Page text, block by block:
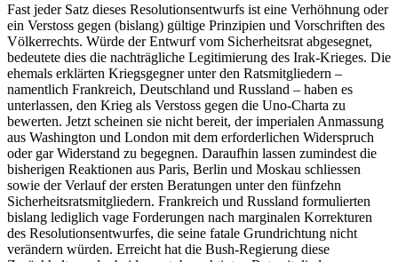
Fast jeder Satz dieses Resolutionsentwurfs ist eine Verhöhnung oder
ein Verstoss gegen (bislang) gültige Prinzipien und Vorschriften des
Völkerrechts. Würde der Entwurf vom Sicherheitsrat abgesegnet,
bedeutete dies die nachträgliche Legitimierung des Irak-Krieges. Die
ehemals erklärten Kriegsgegner unter den Ratsmitgliedern –
namentlich Frankreich, Deutschland und Russland – haben es
unterlassen, den Krieg als Verstoss gegen die Uno-Charta zu
bewerten. Jetzt scheinen sie nicht bereit, der imperialen Anmassung
aus Washington und London mit dem erforderlichen Widerspruch
oder gar Widerstand zu begegnen. Daraufhin lassen zumindest die
bisherigen Reaktionen aus Paris, Berlin und Moskau schliessen
sowie der Verlauf der ersten Beratungen unter den fünfzehn
Sicherheitsratsmitgliedern. Frankreich und Russland formulierten
bislang lediglich vage Forderungen nach marginalen Korrekturen
des Resolutionsentwurfes, die seine fatale Grundrichtung nicht
verändern würden. Erreicht hat die Bush-Regierung diese